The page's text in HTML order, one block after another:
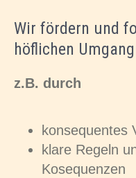
Wir fördern und
höflichen
z.B. durch
konsequentes
klare Regeln
Kosequenzen